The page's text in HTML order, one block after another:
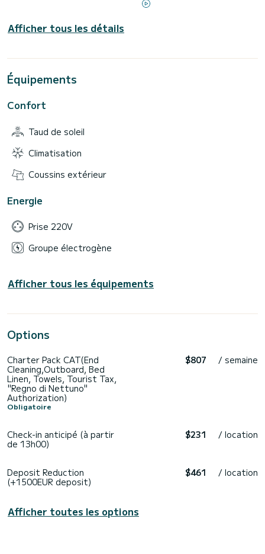
Afficher tous les détails
Équipements
Confort
Taud de soleil
Climatisation
Coussins extérieur
Energie
Prise 220V
Groupe électrogène
Afficher tous les équipements
Options
Charter Pack CAT(End
Cleaning,Outboard, Bed
Linen, Towels, Tourist Tax,
"Regno di Nettuno"
Authorization)
Obligatoire
$807 / semaine
Check-in anticipé (à partir
de 13h00)
$231 / location
Deposit Reduction
(+1500EUR deposit)
$461 / location
Afficher toutes les options